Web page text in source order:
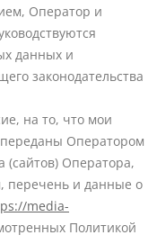
Оператор и
данных и
законодательства
на то, что мои
Оператором
(сайтов) Оператора,
перечень и данные о
media-
Политикой